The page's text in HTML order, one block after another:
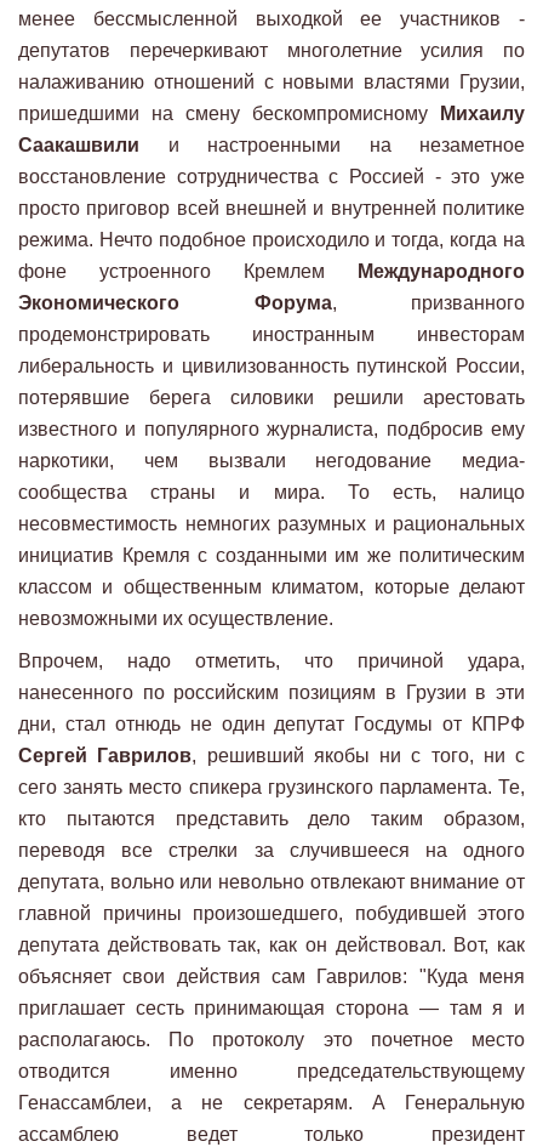
менее бессмысленной выходкой ее участников -
депутатов перечеркивают многолетние усилия по
налаживанию отношений с новыми властями Грузии,
пришедшими на смену бескомпромисному
Михаилу
Саакашвили и настроенными на незаметное
восстановление сотрудничества с Россией - это уже
просто приговор всей внешней и внутренней политике
режима. Нечто подобное происходило и тогда, когда на
фоне устроенного Кремлем
Международного
Экономического Форума, призванного
продемонстрировать иностранным инвесторам
либеральность и цивилизованность путинской России,
потерявшие берега силовики решили арестовать
известного и популярного журналиста, подбросив ему
наркотики, чем вызвали негодование медиа-
сообщества страны и мира. То есть, налицо
несовместимость немногих разумных и рациональных
инициатив Кремля с созданными им же политическим
классом и общественным климатом, которые делают
невозможными их осуществление.
Впрочем, надо отметить, что причиной удара,
нанесенного по российским позициям в Грузии в эти
дни, стал отнюдь не один депутат Госдумы от КПРФ
Сергей Гаврилов, решивший якобы ни с того, ни с
сего занять место спикера грузинского парламента. Те,
кто пытаются представить дело таким образом,
переводя все стрелки за случившееся на одного
депутата, вольно или невольно отвлекают внимание от
главной причины произошедшего, побудившей этого
депутата действовать так, как он действовал. Вот, как
объясняет свои действия сам Гаврилов: "Куда меня
приглашает сесть принимающая сторона — там я и
располагаюсь. По протоколу это почетное место
отводится именно председательствующему
Генассамблеи, а не секретарям. А Генеральную
ассамблею ведет только президент